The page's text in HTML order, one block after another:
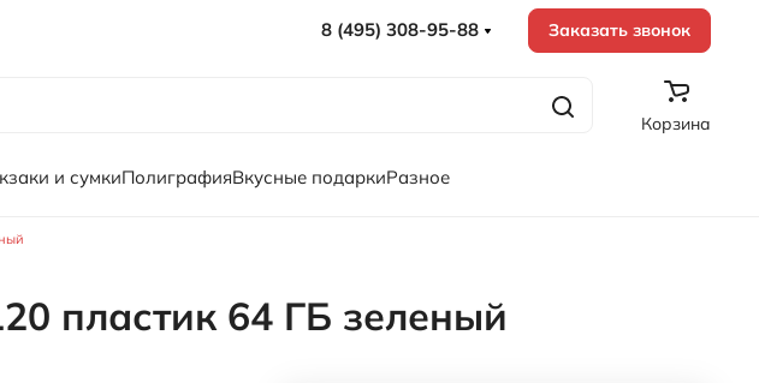
8 (495) 308-95-88 Заказать звонок
Корзина
и сумкиПолиграфияВкусные подаркиРазное
пластик 64 ГБ зеленый